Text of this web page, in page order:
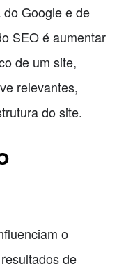
Google e de
SEO é aumentar
de um site,
relevantes,
do site.
o
de